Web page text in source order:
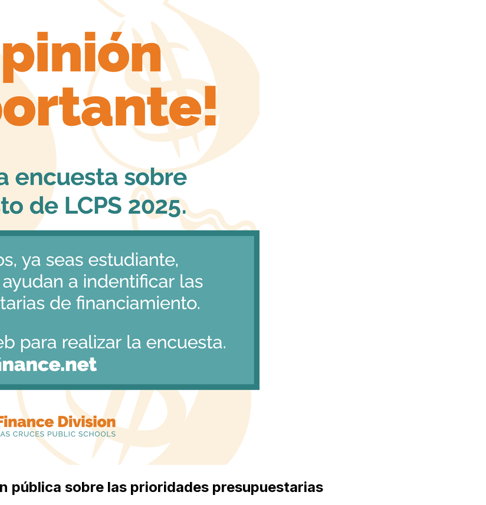
pública sobre las prioridades presupuestarias